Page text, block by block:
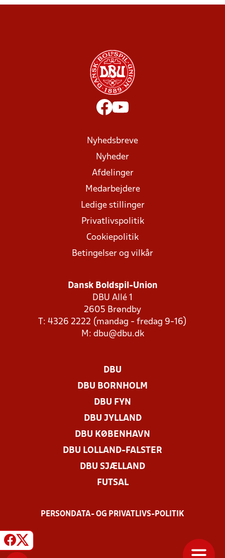
Nyhedsbreve
Nyheder
Afdelinger
Medarbejdere
Ledige stillinger
Privatlivspolitik
Cookiepolitik
Betingelser og vilkår
Dansk Boldspil-Union
DBU Allé 1
2605 Brøndby
T: 4326 2222 (mandag - fredag 9-16)
M: dbu@dbu.dk
DBU
DBU BORNHOLM
DBU FYN
DBU JYLLAND
DBU KØBENHAVN
DBU LOLLAND-FALSTER
DBU SJÆLLAND
FUTSAL
PERSONDATA- OG PRIVATLIVS-POLITIK